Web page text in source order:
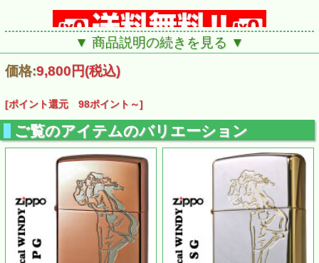
▼ 商品説明の続きを見る ▼
価格:9,800円(税込)
[ポイント還元 98ポイント～]
ご覧のアイテムのバリエーション